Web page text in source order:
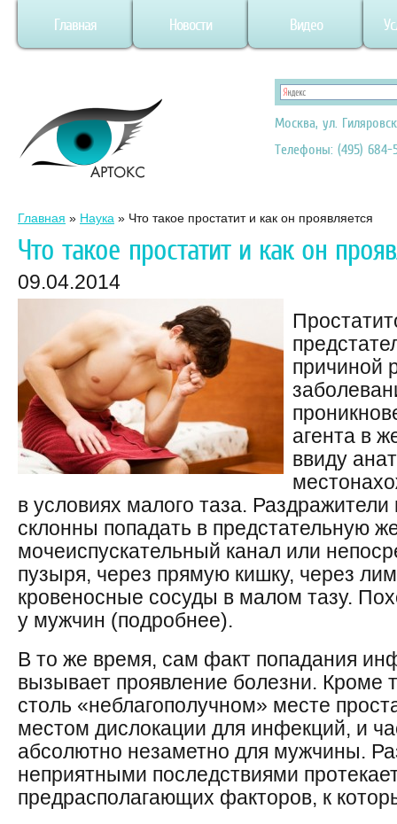
Главная Новости Видео
Москва, ул.
Телефоны: (495) 684-
Главная » Наука » Что такое простатит и как он проявляется
Что такое простатит и как он
09.04.2014
причиной
агента в
ввиду
в условиях малого таза.
склонны попадать в предстательную
мочеиспускательный канал или
пузыря, через прямую кишку, через
кровеносные сосуды в малом тазу.
у мужчин (подробнее).
В то же время, сам факт попадания
вызывает проявление болезни. Кроме
столь «неблагополучном» месте
местом дислокации для инфекций, и
абсолютно незаметно для мужчины.
неприятными последствиями
предрасполагающих факторов, к